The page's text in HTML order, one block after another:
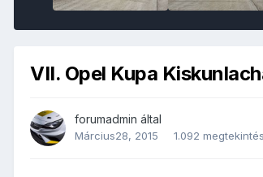
VII. Opel Kupa
forumadmin által
Március28, 2015 1.092 megtekintés